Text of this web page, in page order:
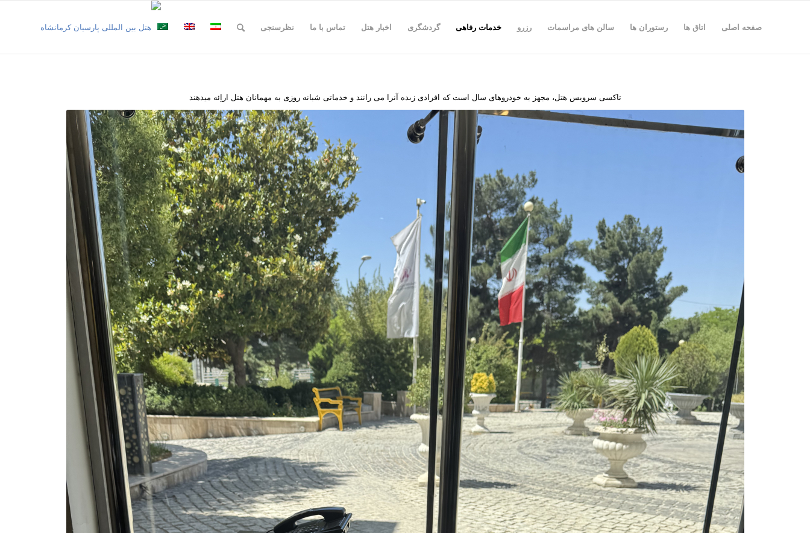
صفحه اصلی اتاق ها رستوران ها سالن های مراسمات رزرو خدمات رفاهی گردشگری اخبار هتل تماس با ما نظرسنجی
تاکسی سرویس هتل، مجهز به خودروهای سال است که افرادی زبده آنرا می رانند و خدماتی شبانه روزی به مهمانان هتل اراِئه میدهند